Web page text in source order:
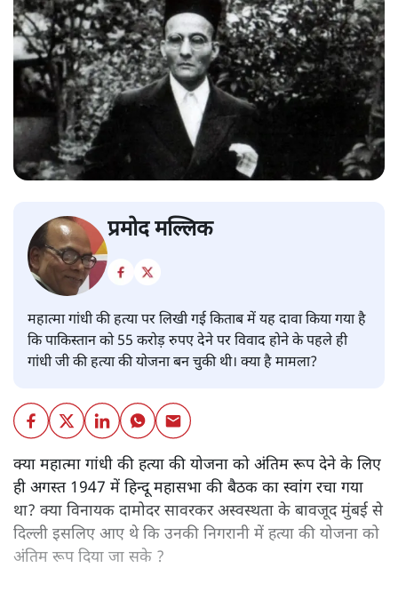
प्रमोद मल्लिक
महात्मा गांधी की हत्या पर लिखी गई किताब में यह दावा किया गया है
कि पाकिस्तान को 55 करोड़ रुपए देने पर विवाद होने के पहले ही
गांधी जी की हत्या की योजना बन चुकी थी। क्या है मामला?
क्या महात्मा गांधी की हत्या की योजना को अंतिम रूप देने के लिए
ही अगस्त 1947 में हिन्दू महासभा की बैठक का स्वांग रचा गया
था? क्या विनायक दामोदर सावरकर अस्वस्थता के बावजूद मुंबई से
दिल्ली इसलिए आए थे कि उनकी निगरानी में हत्या की योजना को
अंतिम रूप दिया जा सके ?